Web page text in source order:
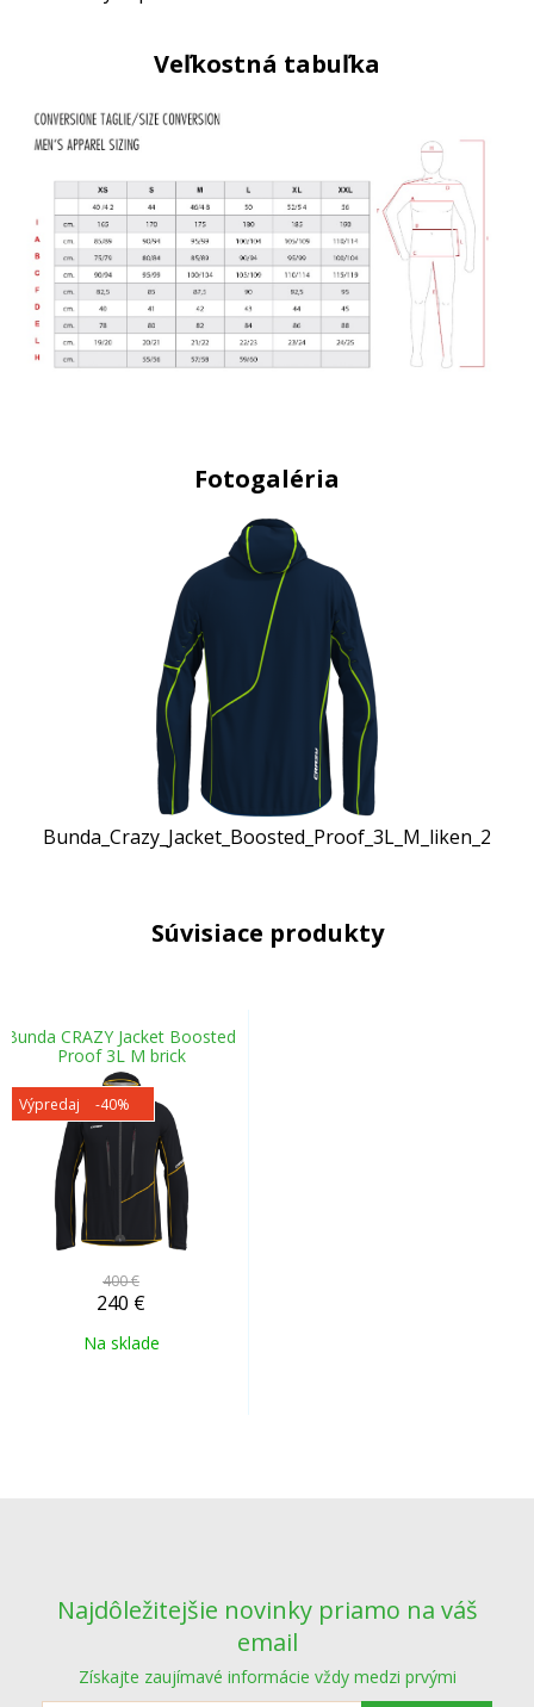
Veľkostná tabuľka
Fotogaléria
Bunda_Crazy_Jacket_Boosted_Proof_3L_M_liken_2
Súvisiace produkty
Bunda CRAZY Jacket Boosted
Proof 3L M brick
Výpredaj -40%
400 €
240 €
Na sklade
Najdôležitejšie novinky priamo na váš
email
Získajte zaujímavé informácie vždy medzi prvými